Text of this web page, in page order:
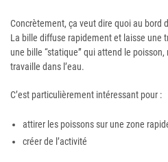
Concrètement, ça veut dire quoi au bord
La bille diffuse rapidement et laisse une
une bille “statique” qui attend le
travaille dans l’eau.
C’est particulièrement intéressant pour :
attirer les poissons sur une zone
créer de l’activité